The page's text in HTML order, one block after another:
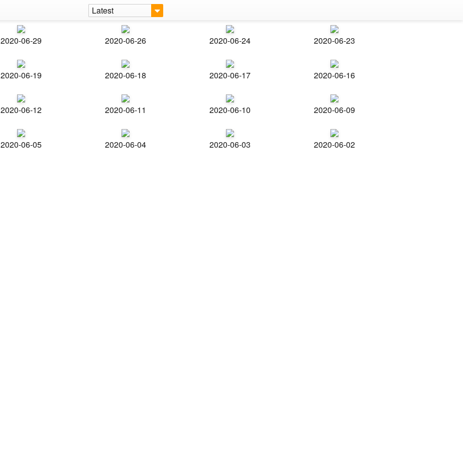
Latest
2020-06-29 2020-06-26 2020-06-24 2020-06-23
2020-06-19 2020-06-18 2020-06-17 2020-06-16
2020-06-12 2020-06-11 2020-06-10 2020-06-09
2020-06-05 2020-06-04 2020-06-03 2020-06-02